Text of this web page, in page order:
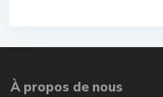
À propos de nous